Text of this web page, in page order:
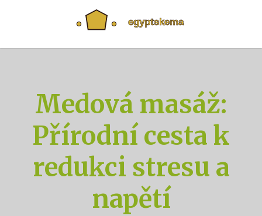
Medová masáž:
Přírodní cesta k
redukci stresu a
napětí